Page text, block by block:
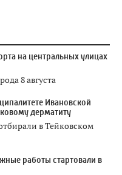
на центральных улицах
8 августа
Ивановской
дерматиту
в Тейковском
работы стартовали в